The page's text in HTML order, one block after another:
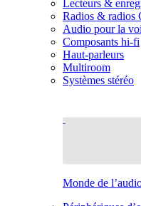
Lecteurs &
Radios & radios
Audio pour la
Composants hi-fi
Haut-parleurs
Multiroom
Systèmes stéréo
Monde de